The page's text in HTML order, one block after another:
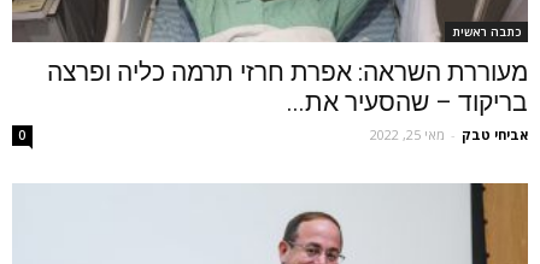
כתבה ראשית
מעוררת השראה: אפרת חרזי תרמה כליה ופרצה
בריקוד – שהסעיר את...
אביחי טבק - מאי 25, 2022 0